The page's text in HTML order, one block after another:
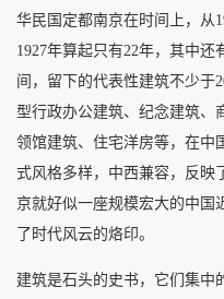
华民国定都南京在时间上，从
1927年算起只有22年，其中
间，留下的代表性建筑不少于
型行政办公建筑、纪念建筑、
领馆建筑、住宅洋房等，在中
式风格多样，中西兼容，反映
京就好似一座规模宏大的中国
了时代风云的烙印。
建筑是石头的史书，它们集中